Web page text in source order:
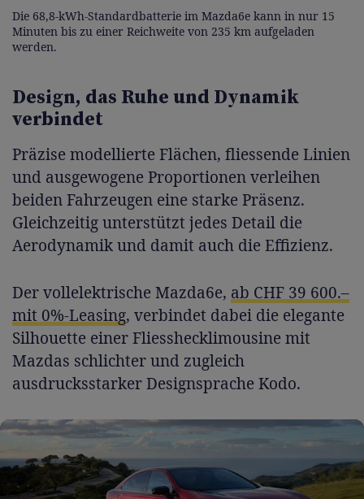
Die 68,8-kWh-Standardbatterie im Mazda6e kann in nur 15
Minuten bis zu einer Reichweite von 235 km aufgeladen
werden.
Design, das Ruhe und Dynamik
verbindet
Präzise modellierte Flächen, fliessende Linien
und ausgewogene Proportionen verleihen
beiden Fahrzeugen eine starke Präsenz.
Gleichzeitig unterstützt jedes Detail die
Aerodynamik und damit auch die Effizienz.
Der vollelektrische Mazda6e, ab CHF 39 600.–
mit 0%-Leasing, verbindet dabei die elegante
Silhouette einer Fliesshecklimousine mit
Mazdas schlichter und zugleich
ausdrucksstarker Designsprache Kodo.